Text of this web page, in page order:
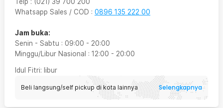
Whatsapp Sales / COD : 0896 135 222 00
Jam buka:
Senin - Sabtu : 09:00 - 20:00
Minggu/Libur Nasional : 12:00 - 20:00
Idul Fitri: libur
Beli langsung/self pickup di kota lainnya Selengkapnya